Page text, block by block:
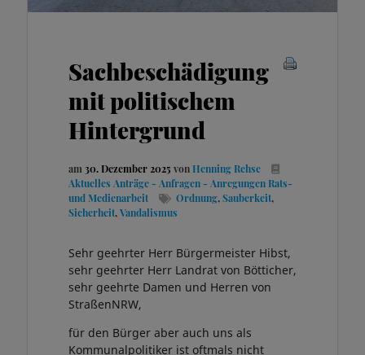
Sachbeschädigung
mit politischem
Hintergrund
am 30. Dezember 2025 von Henning Rehse
Aktuelles Anträge - Anfragen - Anregungen Rats-
und Medienarbeit
Ordnung,Sauberkeit,
Sicherheit,Vandalismus
Sehr geehrter Herr Bürgermeister Hibst,
sehr geehrter Herr Landrat von Bötticher,
sehr geehrte Damen und Herren von
StraßenNRW,
für den Bürger aber auch uns als
Kommunalpolitiker ist oftmals nicht